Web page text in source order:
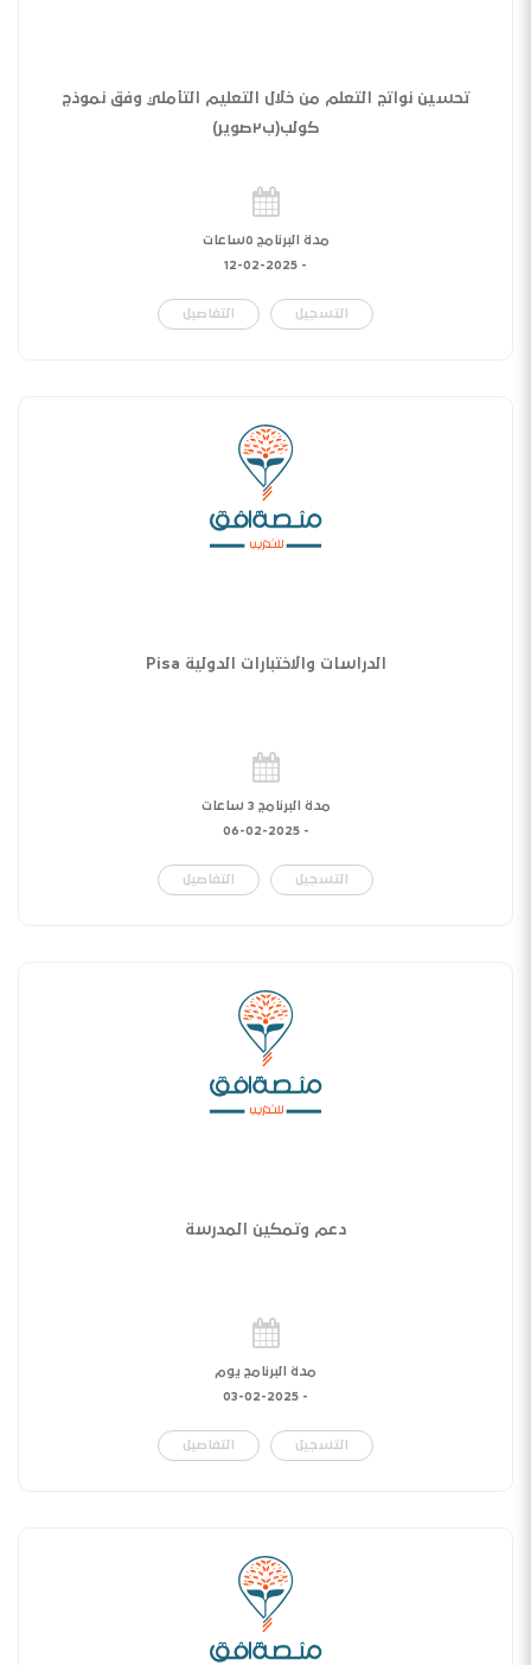
تحسين نواتج التعلم من خلال التعليم التأملي وفق نموذج
كولب(ب٢صوير)
مدة البرنامج ٥ساعات
-
12-02-2025
التسجيل التفاصيل
الدراسات والاختبارات الدولية Pisa
مدة البرنامج 3 ساعات
-
06-02-2025
التسجيل التفاصيل
دعم وتمكين المدرسة
مدة البرنامج يوم
-
03-02-2025
التسجيل التفاصيل